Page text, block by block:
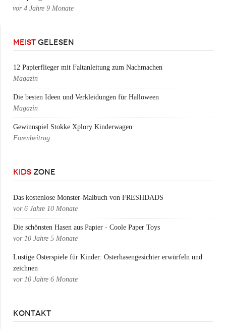
vor 4 Jahre 9 Monate
MEIST GELESEN
12 Papierflieger mit Faltanleitung zum Nachmachen
Magazin
Die besten Ideen und Verkleidungen für Halloween
Magazin
Gewinnspiel Stokke Xplory Kinderwagen
Forenbeitrag
KIDS ZONE
Das kostenlose Monster-Malbuch von FRESHDADS
vor 6 Jahre 10 Monate
Die schönsten Hasen aus Papier - Coole Paper Toys
vor 10 Jahre 5 Monate
Lustige Osterspiele für Kinder: Osterhasengesichter erwürfeln und
zeichnen
vor 10 Jahre 6 Monate
KONTAKT